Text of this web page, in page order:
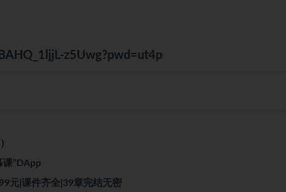
z5Uwg?pwd=ut4p
”DApp
元|课件齐全|39章完结无密